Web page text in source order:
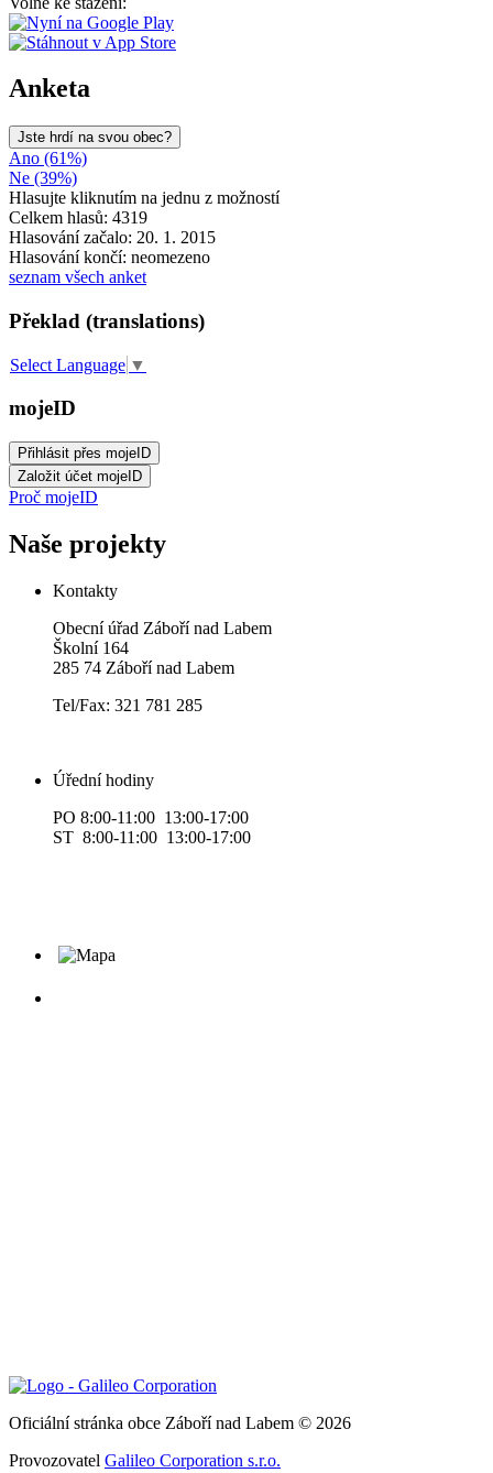
Anketa
Jste hrdí na svou obec?
Ano (61%)
Ne (39%)
Hlasujte kliknutím na jednu z možností
Celkem hlasů: 4319
Hlasování začalo: 20. 1. 2015
Hlasování končí: neomezeno
seznam všech anket
Překlad (translations)
Select Language ▼
mojeID
Proč mojeID
Naše projekty
Kontakty
Obecní úřad Záboří nad Labem
Školní 164
285 74 Záboří nad Labem
Tel/Fax: 321 781 285
Úřední hodiny
PO 8:00-11:00 13:00-17:00
ST 8:00-11:00 13:00-17:00
Oficiální stránka obce Záboří nad Labem © 2026
Provozovatel Galileo Corporation s.r.o.